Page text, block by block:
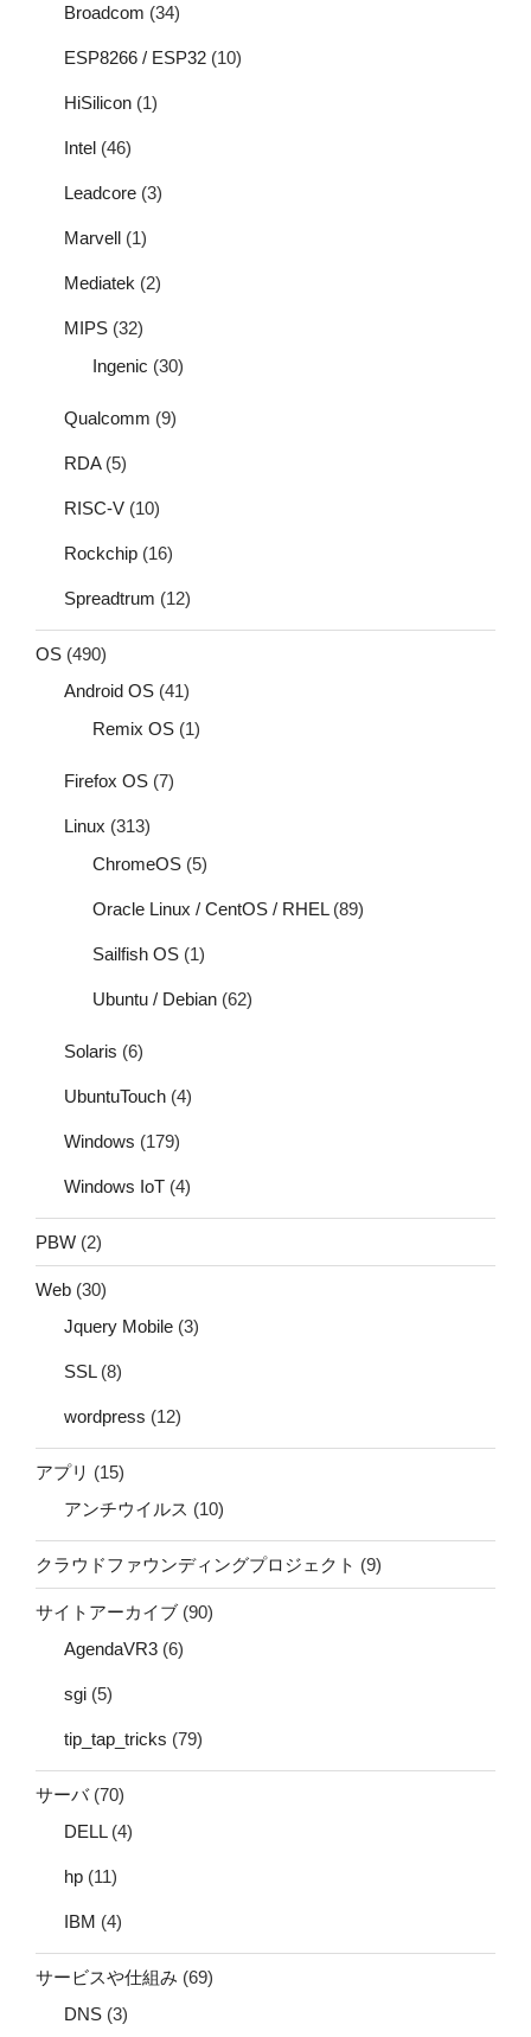
Broadcom (34)
ESP8266 / ESP32 (10)
HiSilicon (1)
Intel (46)
Leadcore (3)
Marvell (1)
Mediatek (2)
MIPS (32)
Ingenic (30)
Qualcomm (9)
RDA(5)
RISC-V (10)
Rockchip (16)
Spreadtrum (12)
OS (490)
Android OS (41)
Remix OS (1)
Firefox OS (7)
Linux (313)
ChromeOS (5)
Oracle Linux / CentOS / RHEL(89)
Sailfish OS (1)
Ubuntu / Debian (62)
Solaris (6)
UbuntuTouch (4)
Windows (179)
Windows IoT (4)
PBW (2)
Web (30)
Jquery Mobile (3)
SSL(8)
wordpress (12)
アプリ (15)
アンチウイルス (10)
クラウドファウンディングプロジェクト (9)
サイトアーカイブ (90)
AgendaVR3 (6)
sgi (5)
tip_tap_tricks (79)
サーバ(70)
DELL(4)
hp (11)
IBM (4)
サービスや仕組み (69)
DNS (3)